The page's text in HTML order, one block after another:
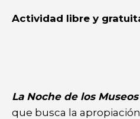
Actividad libre y
La Noche de los Museos
que busca la